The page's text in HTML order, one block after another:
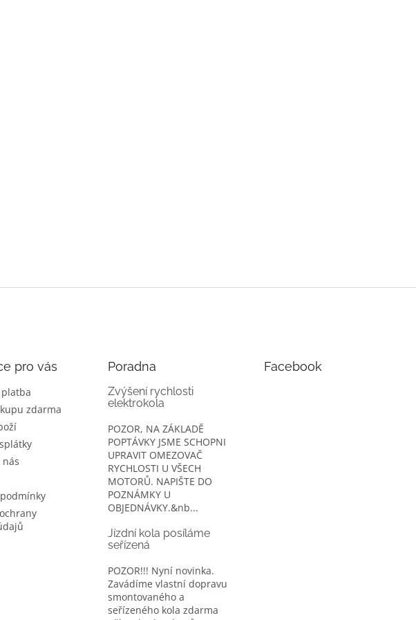
pro vás
zdarma
Poradna
Zvýšení rychlosti
elektrokola
POZOR, NA ZÁKLADĚ
POPTÁVKY JSME SCHOPNI
UPRAVIT OMEZOVAČ
RYCHLOSTI U VŠECH
MOTORŮ. NAPIŠTE DO
POZNÁMKY U
OBJEDNÁVKY.&nb...
Jízdní kola posíláme
seřízená
POZOR!!! Nyní novinka.
Zavádíme vlastní dopravu
smontovaného a
seřízeného kola zdarma
Facebook